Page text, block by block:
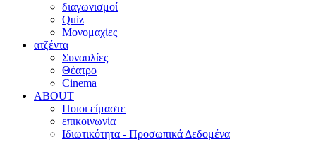
διαγωνισμοί
Quiz
Μονομαχίες
ατζέντα
Συναυλίες
Θέατρο
Cinema
ABOUT
Ποιοι είμαστε
επικοινωνία
Ιδιωτικότητα - Προσωπικά Δεδομένα